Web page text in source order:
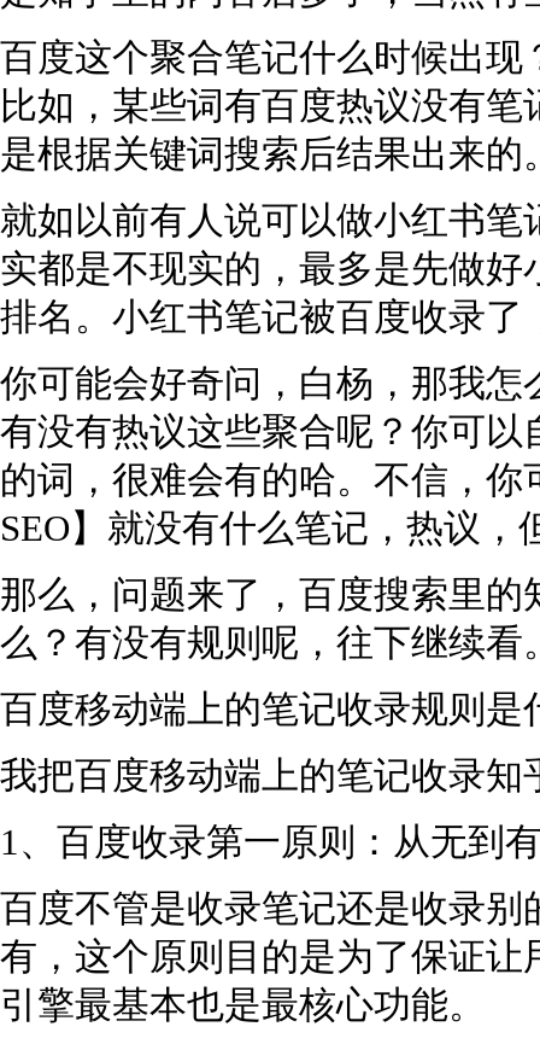
百度这个聚合笔记什么时候出
比如，某些词有百度热议没有
是根据关键词搜索后结果出来的
就如以前有人说可以做小红书
实都是不现实的，最多是先做
排名。小红书笔记被百度收录了
你可能会好奇问，白杨，那我
有没有热议这些聚合呢？你可
的词，很难会有的哈。不信，
SEO】就没有什么笔记，热议，
那么，问题来了，百度搜索里
么？有没有规则呢，往下继续看
百度移动端上的笔记收录规则是
我把百度移动端上的笔记收录知
1、百度收录第一原则：从无到
百度不管是收录笔记还是收录
有，这个原则目的是为了保证
引擎最基本也是最核心功能。